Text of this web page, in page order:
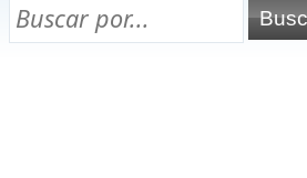
Chuletas para exámenes